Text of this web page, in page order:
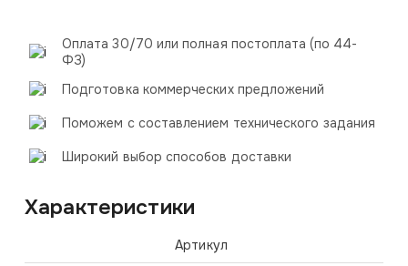
Оплата 30/70 или полная постоплата (по 44-
ФЗ)
Подготовка коммерческих предложений
Поможем с составлением технического задания
Широкий выбор способов доставки
Характеристики
Артикул